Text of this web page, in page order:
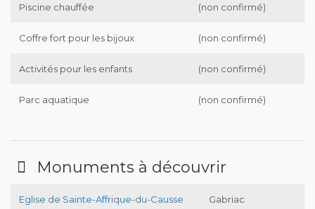
Piscine chauffée (non confirmé)
Coffre fort pour les bijoux (non confirmé)
Activités pour les enfants (non confirmé)
Parc aquatique (non confirmé)
Monuments à découvrir
Eglise de Sainte-Affrique-du-Causse Gabriac